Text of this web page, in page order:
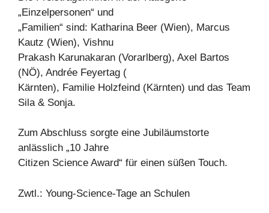
„Einzelpersonen“ und
„Familien“ sind: Katharina Beer (Wien), Marcus
Kautz (Wien), Vishnu
Prakash Karunakaran (Vorarlberg), Axel Bartos
(NÖ), Andrée Feyertag (
Kärnten), Familie Holzfeind (Kärnten) und das Team
Sila & Sonja.
Zum Abschluss sorgte eine Jubiläumstorte
anlässlich „10 Jahre
Citizen Science Award“ für einen süßen Touch.
Zwtl.: Young-Science-Tage an Schulen